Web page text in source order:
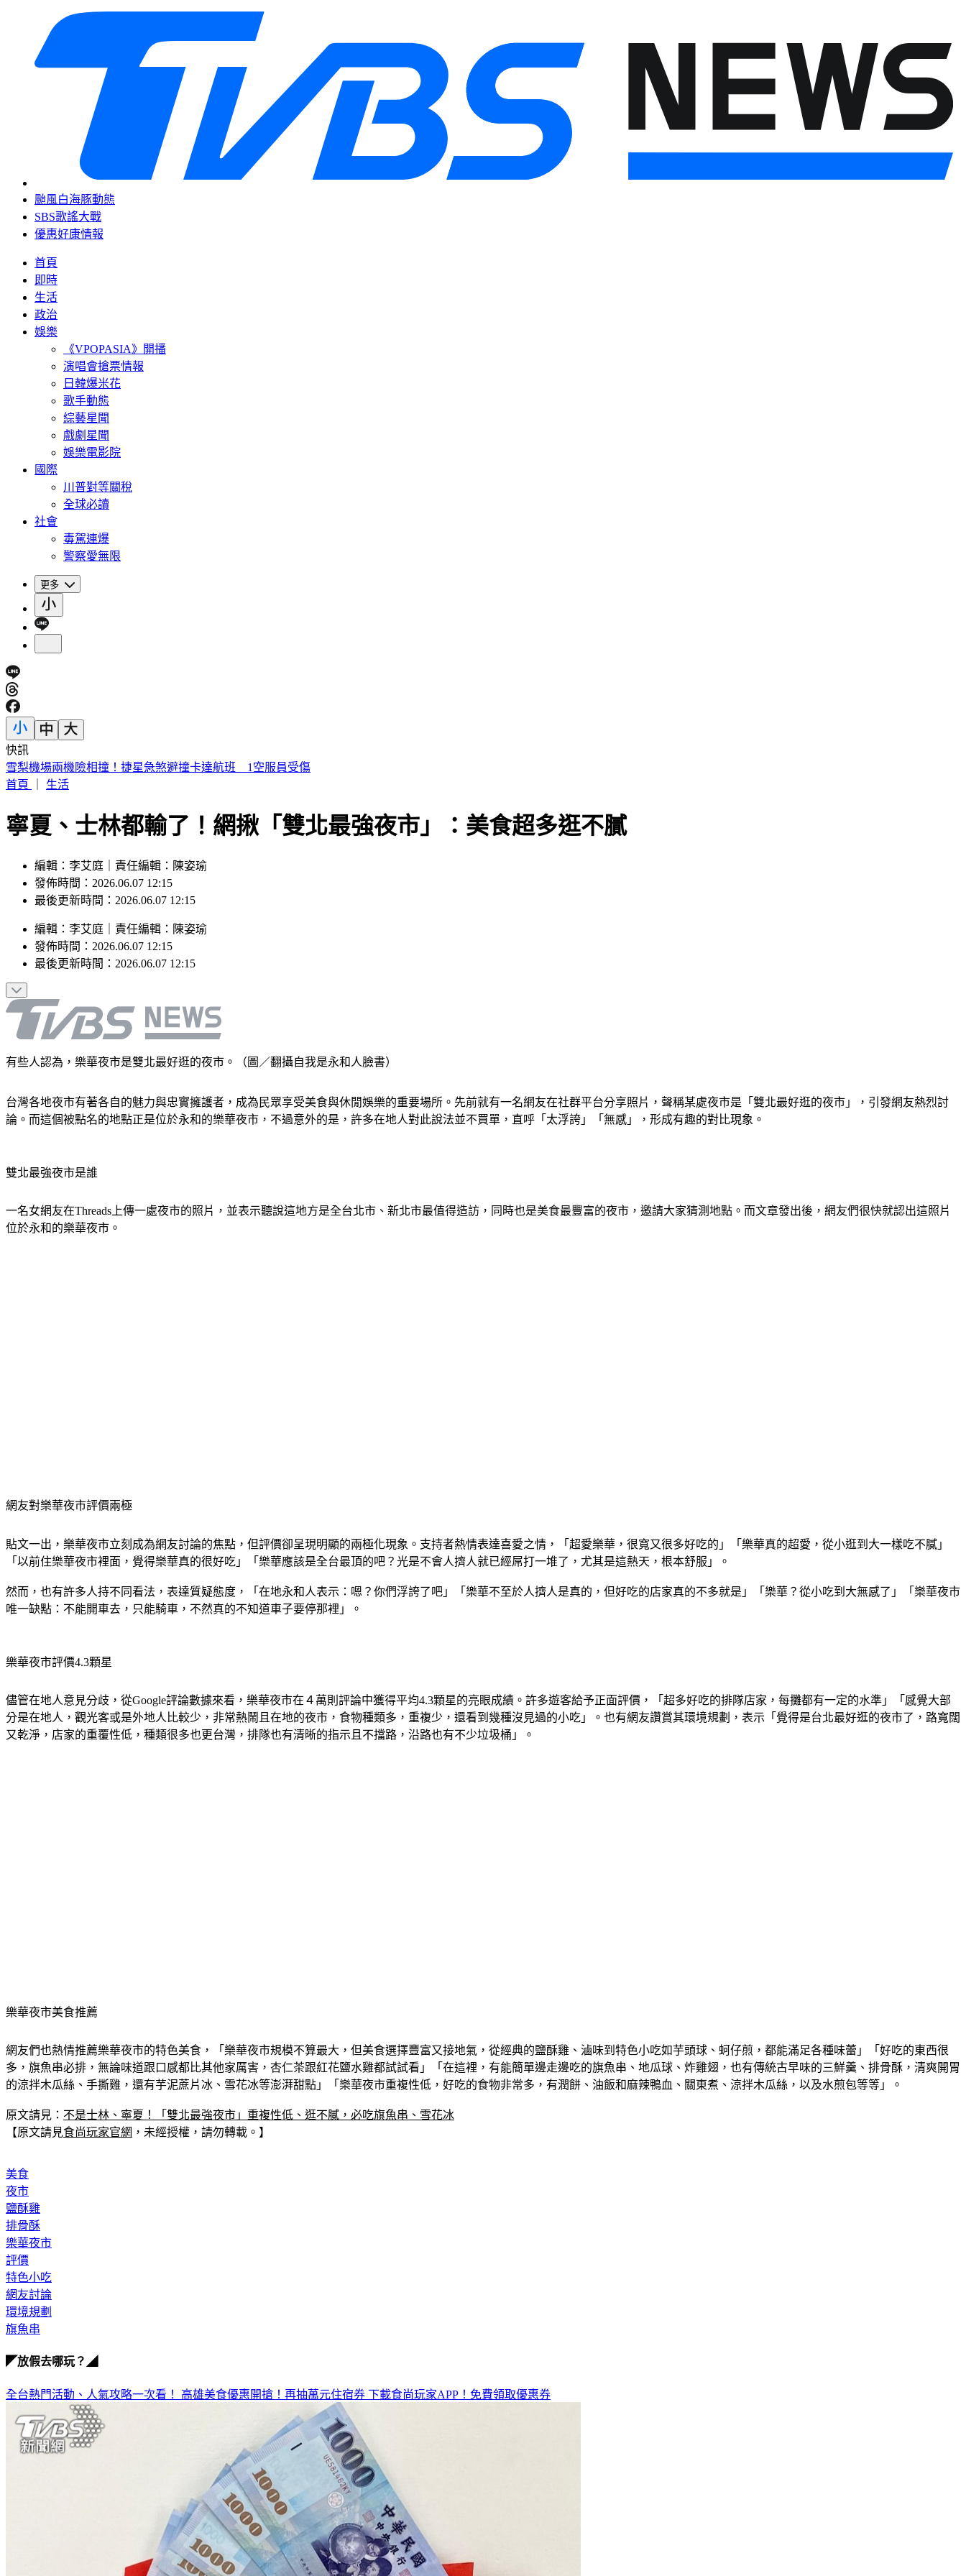
颱風白海豚動態
SBS歌謠大戰
優惠好康情報
首頁
即時
生活
政治
娛樂
《VPOPASIA》開播
演唱會搶票情報
日韓爆米花
歌手動態
綜藝星聞
戲劇星聞
娛樂電影院
國際
川普對等關稅
全球必讀
社會
毒駕連爆
警察愛無限
更多
快訊
雪梨機場兩機險相撞！捷星急煞避撞卡達航班 1空服員受傷
首頁
生活
寧夏、士林都輸了！網揪「雙北最強夜市」：美食超多逛不膩
編輯：李艾庭｜責任編輯：陳姿瑜
發佈時間：2026.06.07 12:15
最後更新時間：2026.06.07 12:15
編輯 ： 李艾庭 責任編輯 ： 陳姿瑜
發佈時間： 2026.06.07 12:15
最後更新時間： 2026.06.07 12:15
有些人認為，樂華夜市是雙北最好逛的夜市。（圖／翻攝自我是永和人臉書）
台灣各地夜市有著各自的魅力與忠實擁護者，成為民眾享受美食與休閒娛樂的重要場所。先前就有一名網友在社群平台分享照片，聲稱某處夜市是「雙北最好逛的夜市」，引發網友熱烈討
論。而這個被點名的地點正是位於永和的樂華夜市，不過意外的是，許多在地人對此說法並不買單，直呼「太浮誇」「無感」，形成有趣的對比現象。
雙北最強夜市是誰
一名女網友在Threads上傳一處夜市的照片，並表示聽說這地方是全台北市、新北市最值得造訪，同時也是美食最豐富的夜市，邀請大家猜測地點。而文章發出後，網友們很快就認出這照片
位於永和的樂華夜市。
網友對樂華夜市評價兩極
貼文一出，樂華夜市立刻成為網友討論的焦點，但評價卻呈現明顯的兩極化現象。支持者熱情表達喜愛之情，「超愛樂華，很寬又很多好吃的」「樂華真的超愛，從小逛到大一樣吃不膩」
「以前住樂華夜市裡面，覺得樂華真的很好吃」「樂華應該是全台最頂的吧？光是不會人擠人就已經屌打一堆了，尤其是這熱天，根本舒服」。
然而，也有許多人持不同看法，表達質疑態度，「在地永和人表示：嗯？你們浮誇了吧」「樂華不至於人擠人是真的，但好吃的店家真的不多就是」「樂華？從小吃到大無感了」「樂華夜市
唯一缺點：不能開車去，只能騎車，不然真的不知道車子要停那裡」。
樂華夜市評價4.3顆星
儘管在地人意見分歧，從Google評論數據來看，樂華夜市在４萬則評論中獲得平均4.3顆星的亮眼成績。許多遊客給予正面評價，「超多好吃的排隊店家，每攤都有一定的水準」「感覺大部
分是在地人，觀光客或是外地人比較少，非常熱鬧且在地的夜市，食物種類多，重複少，還看到幾種沒見過的小吃」。也有網友讚賞其環境規劃，表示「覺得是台北最好逛的夜市了，路寬闊
又乾淨，店家的重覆性低，種類很多也更台灣，排隊也有清晰的指示且不擋路，沿路也有不少垃圾桶」。
樂華夜市美食推薦
網友們也熱情推薦樂華夜市的特色美食，「樂華夜市規模不算最大，但美食選擇豐富又接地氣，從經典的鹽酥雞、滷味到特色小吃如芋頭球、蚵仔煎，都能滿足各種味蕾」「好吃的東西很
多，旗魚串必排，無論味道跟口感都比其他家厲害，杏仁茶跟紅花鹽水雞都試試看」「在這裡，有能簡單邊走邊吃的旗魚串、地瓜球、炸雞翅，也有傳統古早味的三鮮羹、排骨酥，清爽開胃
的涼拌木瓜絲、手撕雞，還有芋泥蔗片冰、雪花冰等澎湃甜點」「樂華夜市重複性低，好吃的食物非常多，有潤餅、油飯和麻辣鴨血、關東煮、涼拌木瓜絲，以及水煎包等等」。
原文請見： 不是士林、寧夏！「雙北最強夜市」重複性低、逛不膩，必吃旗魚串、雪花冰
【原文請見食尚玩家官網 ，未經授權，請勿轉載。】
美食
夜市
鹽酥雞
排骨酥
樂華夜市
評價
特色小吃
網友討論
環境規劃
旗魚串
◤放假去哪玩？◢
全台熱門活動、人氣攻略一次看！ 高雄美食優惠開搶！再抽萬元住宿券 下載食尚玩家APP！免費領取優惠券